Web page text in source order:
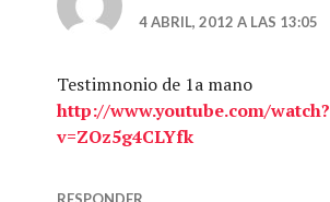
4 ABRIL, 2012 A LAS 13:05
Testimnonio de 1a mano
http://www.youtube.com/watch?
v=ZOz5g4CLYfk
RESPONDER